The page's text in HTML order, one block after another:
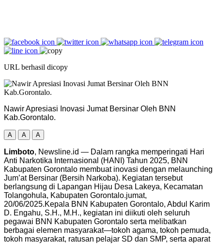
URL berhasil dicopy
Nawir Apresiasi Inovasi Jumat Bersinar Oleh BNN
Kab.Gorontalo.
A A A
Limboto, Newsline.id — Dalam rangka memperingati Hari
Anti Narkotika Internasional (HANI) Tahun 2025, BNN
Kabupaten Gorontalo membuat inovasi dengan melaunching
Jum’at Bersinar (Bersih Narkoba). Kegiatan tersebut
berlangsung di Lapangan Hijau Desa Lakeya, Kecamatan
Tolangohula, Kabupaten Gorontalo.jumat,
20/06/2025.Kepala BNN Kabupaten Gorontalo, Abdul Karim
D. Engahu, S.H., M.H., kegiatan ini diikuti oleh seluruh
pegawai BNN Kabupaten Gorontalo serta melibatkan
berbagai elemen masyarakat—tokoh agama, tokoh pemuda,
tokoh masyarakat, ratusan pelajar SD dan SMP, serta aparat